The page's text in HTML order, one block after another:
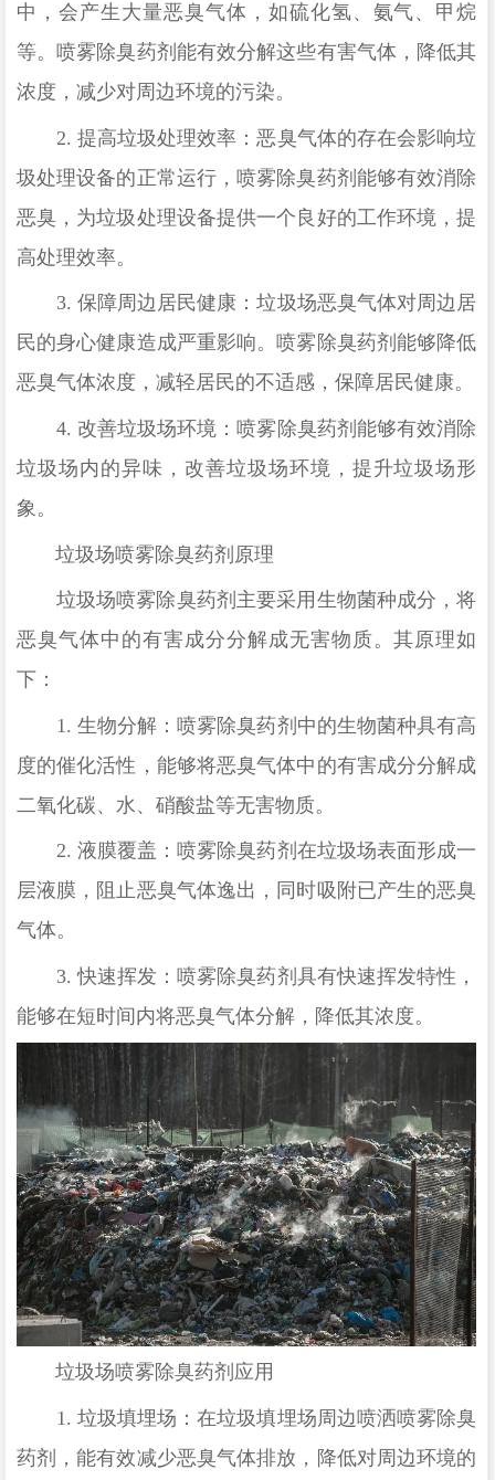
中，会产生大量恶臭气体，如硫化氢、氨气、甲烷
等。喷雾除臭药剂能有效分解这些有害气体，降低其
浓度，减少对周边环境的污染。
2. 提高垃圾处理效率：恶臭气体的存在会影响垃
圾处理设备的正常运行，喷雾除臭药剂能够有效消除
恶臭，为垃圾处理设备提供一个良好的工作环境，提
高处理效率。
3. 保障周边居民健康：垃圾场恶臭气体对周边居
民的身心健康造成严重影响。喷雾除臭药剂能够降低
恶臭气体浓度，减轻居民的不适感，保障居民健康。
4. 改善垃圾场环境：喷雾除臭药剂能够有效消除
垃圾场内的异味，改善垃圾场环境，提升垃圾场形
象。
垃圾场喷雾除臭药剂原理
垃圾场喷雾除臭药剂主要采用 生物菌种成分 ，将
恶臭气体中的有害成分分解成无害物质。其原理如
下：
1. 生物分解：喷雾除臭药剂中的生物菌种具有高
度的催化活性，能够将恶臭气体中的有害成分分解成
二氧化碳、水、硝酸盐等无害物质。
2. 液膜覆盖：喷雾除臭药剂在垃圾场表面形成一
层液膜，阻止恶臭气体逸出，同时吸附已产生的恶臭
气体。
3.快速挥发：喷雾除臭药剂具有快速挥发特性，
能够在短时间内将恶臭气体分解，降低其浓度。
垃圾场喷雾除臭药剂应用
1. 垃圾填埋场：在垃圾填埋场周边喷洒喷雾除臭
药剂，能有效减少恶臭气体排放，降低对周边环境的